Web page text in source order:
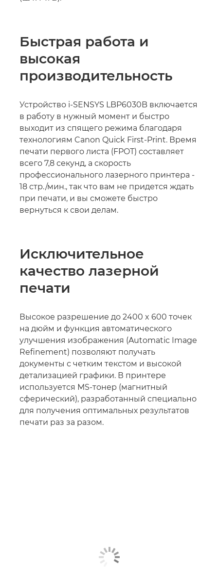
Быстрая работа и
высокая
производительность
Устройство i-SENSYS LBP6030B включается
в работу в нужный момент и быстро
выходит из спящего режима благодаря
технологиям Canon Quick First-Print. Время
печати первого листа (FPOT) составляет
всего 7,8 секунд, а скорость
профессионального лазерного принтера -
18 стр./мин., так что вам не придется ждать
при печати, и вы сможете быстро
вернуться к свои делам.
Исключительное
качество лазерной
печати
Высокое разрешение до 2400 x 600 точек
на дюйм и функция автоматического
улучшения изображения (Automatic Image
Refinement) позволяют получать
документы с четким текстом и высокой
детализацией графики. В принтере
используется MS-тонер (магнитный
сферический), разработанный специально
для получения оптимальных результатов
печати раз за разом.